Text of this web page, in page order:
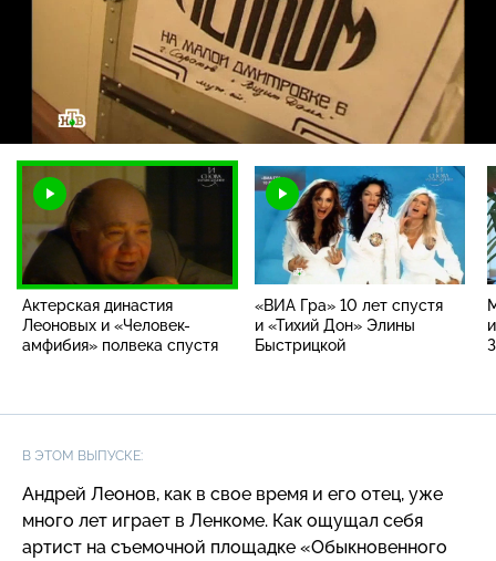
Загрузка
3.40%
Актерская династия
Леоновых и «Человек-
амфибия» полвека спустя
«ВИА Гра» 10 лет спустя
и «Тихий Дон» Элины
Быстрицкой
В ЭТОМ ВЫПУСКЕ:
Андрей Леонов, как в свое время и его отец, уже
много лет играет в Ленкоме. Как ощущал себя
артист на съемочной площадке «Обыкновенного